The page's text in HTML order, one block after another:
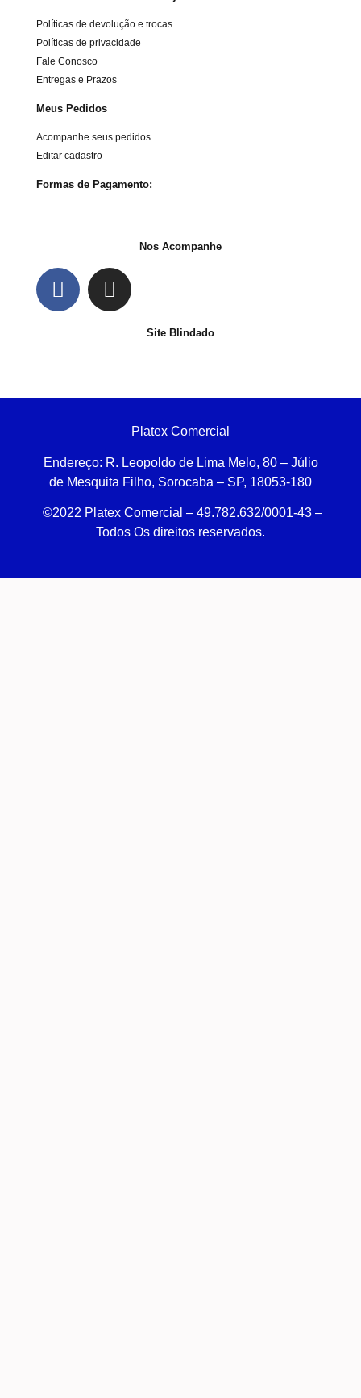
Políticas de devolução e trocas
Políticas de privacidade
Fale Conosco
Entregas e Prazos
Meus Pedidos
Acompanhe seus pedidos
Editar cadastro
Formas de Pagamento:
Nos Acompanhe
Site Blindado
Platex Comercial
Endereço: R. Leopoldo de Lima Melo, 80 – Júlio
de Mesquita Filho, Sorocaba – SP, 18053-180
©2022 Platex Comercial – 49.782.632/0001-43 –
Todos Os direitos reservados.